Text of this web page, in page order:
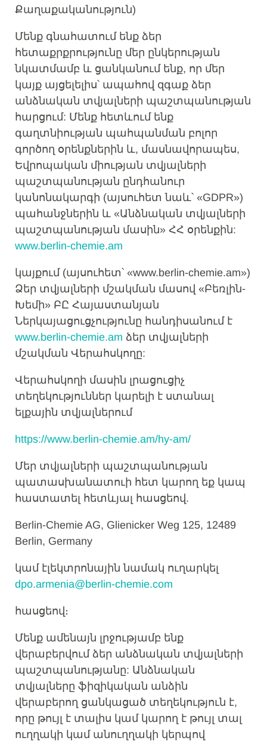
Քաղաքականություն)
Մենք գնահատում ենք ձեր
հետաքրքրությունը մեր ընկերության
նկատմամբ և ցանկանում ենք, որ մեր
կայք այցելելիս՝ ապահով զգաք ձեր
անձնական տվյալների պաշտպանության
հարցում: Մենք հետևում ենք
գաղտնիության պահպանման բոլոր
գործող օրենքներին և, մասնավորապես,
Եվրոպական միության տվյալների
պաշտպանության ընդհանուր
կանոնակարգի (այսուհետ նաև՝ «GDPR»)
պահանջներին և «Անձնական տվյալների
պաշտպանության մասին» ՀՀ օրենքին:
www.berlin-chemie.am
կայքում (այսուհետ՝ «www.berlin-chemie.am»)
Ձեր տվյալների մշակման մասով «Բեռլին-
Խեմի» ԲԸ Հայաստանյան
Ներկայացուցչությունը հանդիսանում է
www.berlin-chemie.am ձեր տվյալների
մշակման Վերահսկողը:
Վերահսկողի մասին լրացուցիչ
տեղեկություններ կարելի է ստանալ
ելքային տվյալներում
https://www.berlin-chemie.am/hy-am/
Մեր տվյալների պաշտպանության
պատասխանատուի հետ կարող եք կապ
հաստատել հետևյալ հասցեով.
Berlin-Chemie AG, Glienicker Weg 125, 12489
Berlin, Germany
կամ էլեկտրոնային նամակ ուղարկել
dpo.armenia@berlin-chemie.com
հասցեով։
Մենք ամենայն լրջությամբ ենք
վերաբերվում ձեր անձնական տվյալների
պաշտպանությանը: Անձնական
տվյալները ֆիզիկական անձին
վերաբերող ցանկացած տեղեկություն է,
որը թույլ է տալիս կամ կարող է թույլ տալ
ուղղակի կամ անուղղակի կերպով